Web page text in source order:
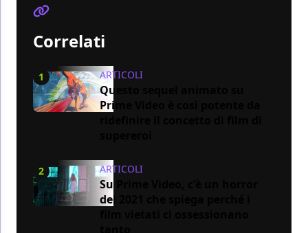
Correlati
1 ARTICOLI
Questo sequel animato su
Prime Video è così potente da
2 ARTICOLI
Su Prime Video, c'è un horror
del 2021 che spiega perché i